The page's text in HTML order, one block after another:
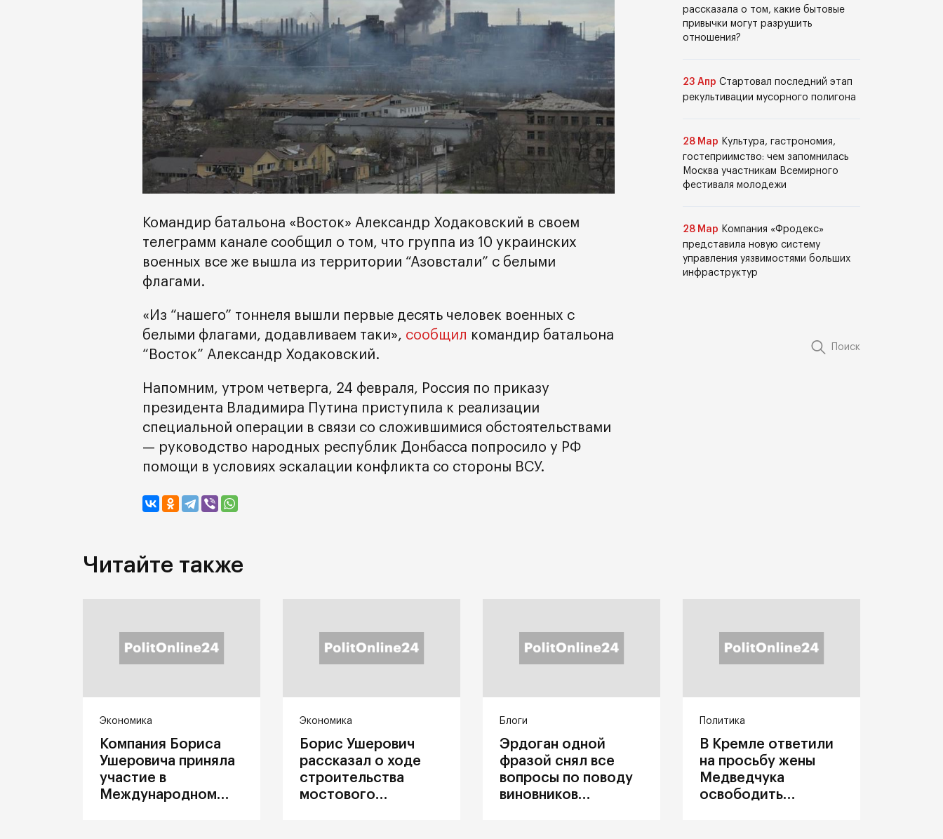
Командир батальона «Восток» Александр Ходаковский в своем
телеграмм канале сообщил о том, что группа из 10 украинских
военных все же вышла из территории “Азовстали” с белыми
флагами.
«Из “нашего” тоннеля вышли первые десять человек военных с
белыми флагами, додавливаем таки», сообщил командир батальона
“Восток” Александр Ходаковский.
Напомним, утром четверга, 24 февраля, Россия по приказу
президента Владимира Путина приступила к реализации
специальной операции в связи со сложившимися обстоятельствами
— руководство народных республик Донбасса попросило у РФ
помощи в условиях эскалации конфликта со стороны ВСУ.
рассказала о том, какие бытовые
привычки могут разрушить
отношения?
23 Апр Стартовал последний этап
рекультивации мусорного полигона
28 Мар Культура, гастрономия,
гостеприимство: чем запомнилась
Москва участникам Всемирного
фестиваля молодежи
28 Мар Компания «Фродекс»
представила новую систему
управления уязвимостями больших
инфраструктур
Поиск
Читайте также
Экономика
Компания Бориса
Ушеровича приняла
участие в
Международном
Экономика
Борис Ушерович
рассказал о ходе
строительства
мостового
Блоги
Эрдоган одной
фразой снял все
вопросы по поводу
виновников
Политика
В Кремле ответили
на просьбу жены
Медведчука
освободить